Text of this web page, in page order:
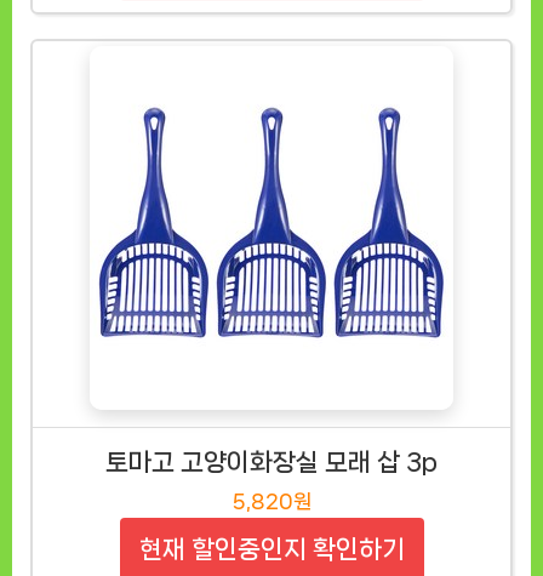
토마고 고양이화장실 모래 삽 3p
5,820원
현재 할인중인지 확인하기